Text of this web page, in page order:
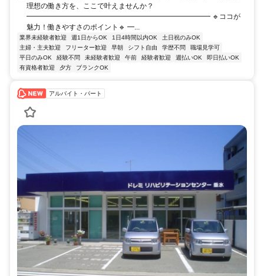
理想の働き方を、ここで叶えませんか？
━━━━━━━━━━━━━━━━━━━━━━━━━━ 🔹ココが
魅力！働きやすさのポイント🔹 ━...
業界未経験者歓迎 週1日からOK 1日4時間以内OK
土日祝のみOK
主婦・主夫歓迎
フリーター歓迎 早朝 シフト自由 学歴不問
職場見学可
平日のみOK
経験不問 未経験者歓迎 午前 経験者歓迎 週払いOK
即日払いOK
有資格者歓迎
夕方 ブランクOK
アルバイト・パート